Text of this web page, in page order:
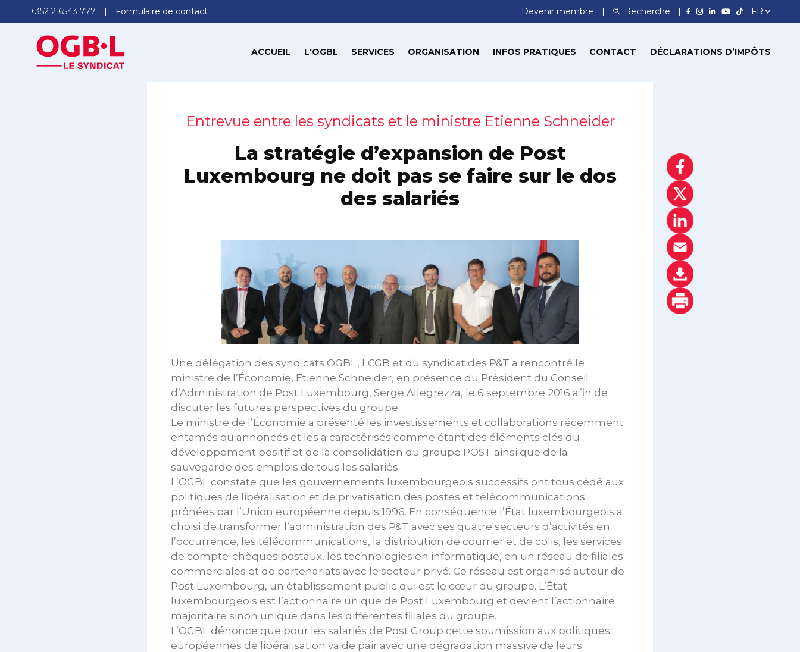
+352 2 6543 777 Formulaire de contact Devenir membre Recherche
ACCUEIL L'OGBL SERVICES ORGANISATION INFOS PRATIQUES CONTACT DÉCLARATIONS D’IMPÔTS
Entrevue entre les syndicats et le ministre Etienne Schneider
La stratégie d’expansion de Post
Luxembourg ne doit pas se faire sur le dos
des salariés
Une délégation des syndicats OGBL, LCGB et du syndicat des P&T a rencontré le
ministre de l’Économie, Etienne Schneider, en présence du Président du Conseil
d’Administration de Post Luxembourg, Serge Allegrezza, le 6 septembre 2016 afin de
discuter les futures perspectives du groupe.
Le ministre de l’Économie a présenté les investissements et collaborations récemment
entamés ou annoncés et les a caractérisés comme étant des éléments clés du
développement positif et de la consolidation du groupe POST ainsi que de la
sauvegarde des emplois de tous les salariés.
L’OGBL constate que les gouvernements luxembourgeois successifs ont tous cédé aux
politiques de libéralisation et de privatisation des postes et télécommunications
prônées par l’Union européenne depuis 1996. En conséquence l’État luxembourgeois a
choisi de transformer l’administration des P&T avec ses quatre secteurs d’activités en
l’occurrence, les télécommunications, la distribution de courrier et de colis, les services
de compte-chèques postaux, les technologies en informatique, en un réseau de filiales
commerciales et de partenariats avec le secteur privé. Ce réseau est organisé autour de
Post Luxembourg, un établissement public qui est le cœur du groupe. L’État
luxembourgeois est l’actionnaire unique de Post Luxembourg et devient l’actionnaire
majoritaire sinon unique dans les différentes filiales du groupe.
L’OGBL dénonce que pour les salariés de Post Group cette soumission aux politiques
européennes de libéralisation va de pair avec une dégradation massive de leurs